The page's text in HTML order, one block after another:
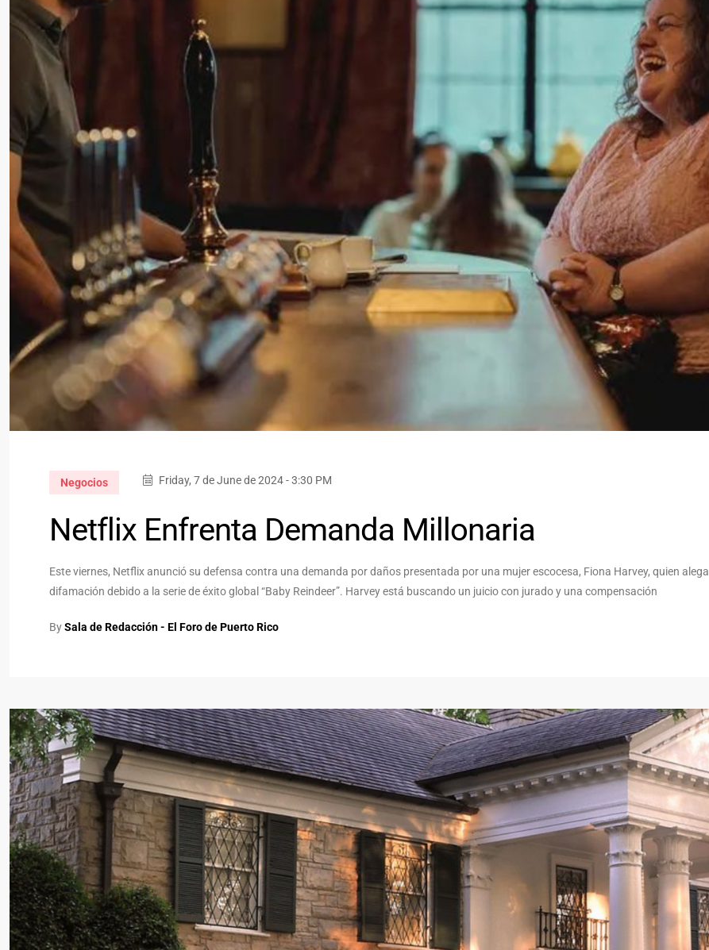
Negocios Friday, 7 de June de 2024 - 3:30 PM
Netflix Enfrenta Demanda Millonaria
Este viernes, Netflix anunció su defensa contra una demanda por daños presentada por una mujer escocesa, Fiona Harvey, quien alega
difamación debido a la serie de éxito global “Baby Reindeer”. Harvey está buscando un juicio con jurado y una compensación
BySala de Redacción - El Foro de Puerto Rico